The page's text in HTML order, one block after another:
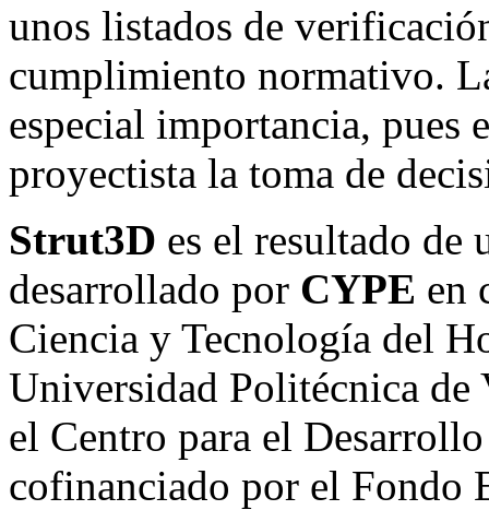
unos listados de
cumplimiento normativo.
especial importancia, pues
proyectista la toma de
Strut3D es el resultado de
desarrollado por CYPE en
Ciencia y Tecnología del
Universidad Politécnica de
el Centro para el
cofinanciado por el Fondo